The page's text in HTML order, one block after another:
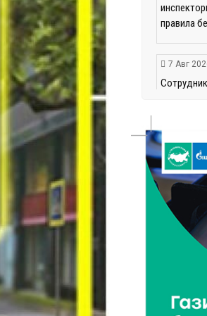
правила
7 Авг
7 Авг
Новые
7 Авг
данные о